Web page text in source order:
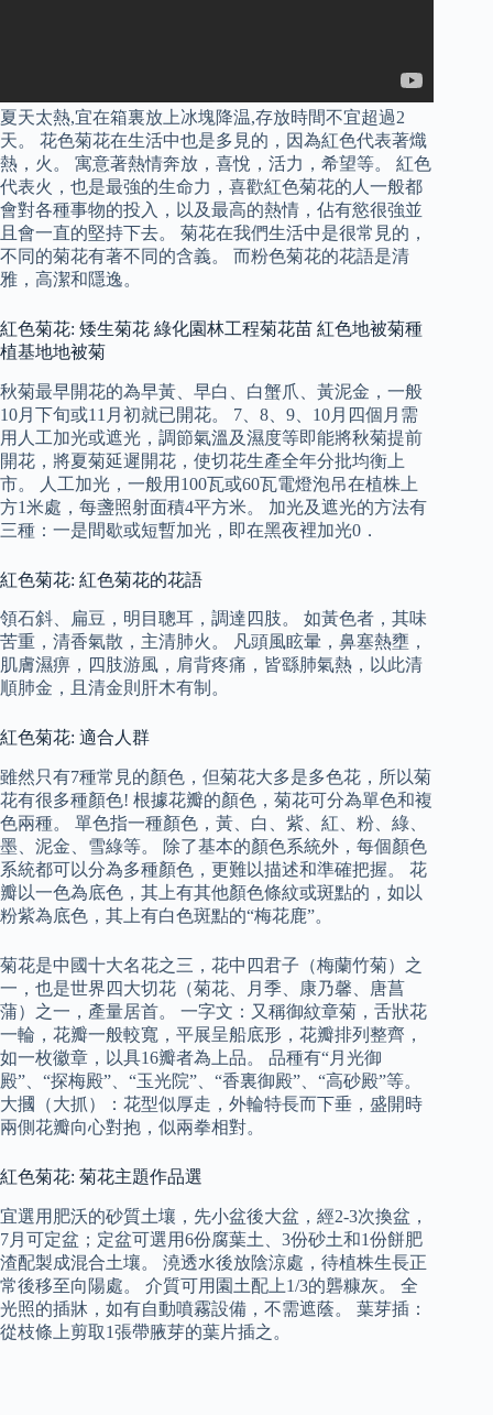
夏天太熱,宜在箱裏放上冰塊降温,存放時間不宜超過2
天。 花色菊花在生活中也是多見的，因為紅色代表著熾
熱，火。 寓意著熱情奔放，喜悅，活力，希望等。 紅色
代表火，也是最強的生命力，喜歡紅色菊花的人一般都
會對各種事物的投入，以及最高的熱情，佔有慾很強並
且會一直的堅持下去。 菊花在我們生活中是很常見的，
不同的菊花有著不同的含義。 而粉色菊花的花語是清
雅，高潔和隱逸。
紅色菊花: 矮生菊花 綠化園林工程菊花苗 紅色地被菊種
植基地地被菊
秋菊最早開花的為早黃、早白、白蟹爪、黃泥金，一般
10月下旬或11月初就已開花。 7、8、9、10月四個月需
用人工加光或遮光，調節氣溫及濕度等即能將秋菊提前
開花，將夏菊延遲開花，使切花生產全年分批均衡上
市。 人工加光，一般用100瓦或60瓦電燈泡吊在植株上
方1米處，每盞照射面積4平方米。 加光及遮光的方法有
三種：一是間歇或短暫加光，即在黑夜裡加光0．
紅色菊花: 紅色菊花的花語
領石斜、扁豆，明目聰耳，調達四肢。 如黃色者，其味
苦重，清香氣散，主清肺火。 凡頭風眩暈，鼻塞熱壅，
肌膚濕痹，四肢游風，肩背疼痛，皆繇肺氣熱，以此清
順肺金，且清金則肝木有制。
紅色菊花: 適合人群
雖然只有7種常見的顏色，但菊花大多是多色花，所以菊
花有很多種顏色! 根據花瓣的顏色，菊花可分為單色和複
色兩種。 單色指一種顏色，黃、白、紫、紅、粉、綠、
墨、泥金、雪綠等。 除了基本的顏色系統外，每個顏色
系統都可以分為多種顏色，更難以描述和準確把握。 花
瓣以一色為底色，其上有其他顏色條紋或斑點的，如以
粉紫為底色，其上有白色斑點的“梅花鹿”。
菊花是中國十大名花之三，花中四君子（梅蘭竹菊）之
一，也是世界四大切花（菊花、月季、康乃馨、唐菖
蒲）之一，產量居首。 一字文：又稱御紋章菊，舌狀花
一輪，花瓣一般較寬，平展呈船底形，花瓣排列整齊，
如一枚徽章，以具16瓣者為上品。 品種有“月光御
殿”、“探梅殿”、“玉光院”、“香裏御殿”、“高砂殿”等。
大摑（大抓）：花型似厚走，外輪特長而下垂，盛開時
兩側花瓣向心對抱，似兩拳相對。
紅色菊花: 菊花主題作品選
宜選用肥沃的砂質土壤，先小盆後大盆，經2-3次換盆，
7月可定盆；定盆可選用6份腐葉土、3份砂土和1份餅肥
渣配製成混合土壤。 澆透水後放陰涼處，待植株生長正
常後移至向陽處。 介質可用園土配上1/3的礱糠灰。 全
光照的插牀，如有自動噴霧設備，不需遮蔭。 葉芽插：
從枝條上剪取1張帶腋芽的葉片插之。